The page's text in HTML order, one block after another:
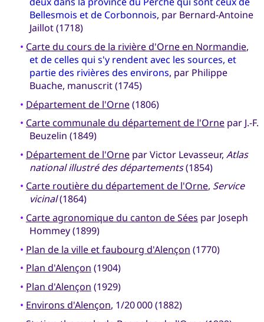
Bellesmois et de Corbonnois, par Bernard-Antoine
Jaillot (1718)
• Carte du cours de la rivière d'Orne en Normandie,
et de celles qui s'y rendent avec les sources, et
partie des rivières des environs, par Philippe
Buache, manuscrit (1745)
• Département de l'Orne(1806)
• Carte communale du département de l'Ornepar J.-F.
Beuzelin (1849)
• Département de l'Ornepar Victor Levasseur, Atlas
national illustré des départements(1854)
• Carte routière du département de l'Orne, Service
vicinal(1864)
• Carte agronomique du canton de Sées par Joseph
Hommey (1899)
• Plan de la ville et faubourg d'Alençon (1770)
• Plan d'Alençon (1904)
• Plan d'Alençon (1929)
• Environs d'Alençon, 1/20 000 (1882)